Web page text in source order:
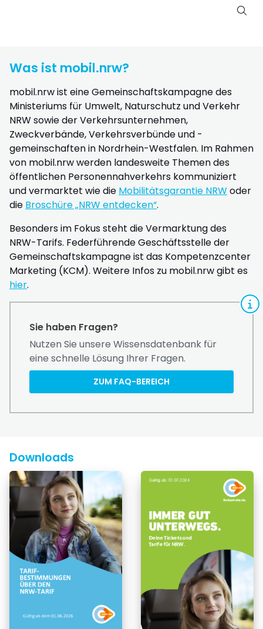
Was ist mobil.nrw?
mobil.nrw ist eine Gemeinschaftskampagne des
Ministeriums für Umwelt, Naturschutz und Verkehr
NRW sowie der Verkehrsunternehmen,
Zweckverbände, Verkehrsverbünde und -
gemeinschaften in Nordrhein-Westfalen. Im Rahmen
von mobil.nrw werden landesweite Themen des
öffentlichen Personennahverkehrs kommuniziert
und vermarktet wie die Mobilitätsgarantie NRWoder
die Broschüre „NRW entdecken“.
Besonders im Fokus steht die Vermarktung des
NRW-Tarifs. Federführende Geschäftsstelle der
Gemeinschaftskampagne ist das Kompetenzcenter
Marketing (KCM). Weitere Infos zu mobil.nrw gibt es
hier.
Sie haben Fragen?
Nutzen Sie unsere Wissensdatenbank für
eine schnelle Lösung Ihrer Fragen.
ZUM FAQ-BEREICH
Downloads